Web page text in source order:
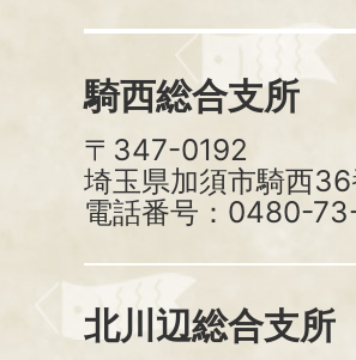
騎西総合支所
〒347-0192
埼玉県加須市騎西36
電話番号：0480-73-
北川辺総合支所